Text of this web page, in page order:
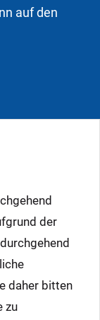
auf den
der
daher bitten
zu